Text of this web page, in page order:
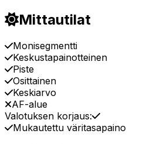
Mittautilat
Monisegmentti
Keskustapainotteinen
Piste
Osittainen
Keskiarvo
AF-alue
Valotuksen korjaus:
Mukautettu väritasapaino